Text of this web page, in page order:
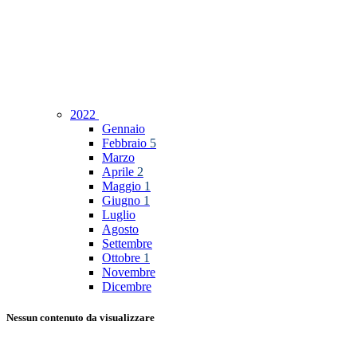
2022
Gennaio
Febbraio 5
Marzo
Aprile 2
Maggio 1
Giugno 1
Luglio
Agosto
Settembre
Ottobre 1
Novembre
Dicembre
Nessun contenuto da visualizzare